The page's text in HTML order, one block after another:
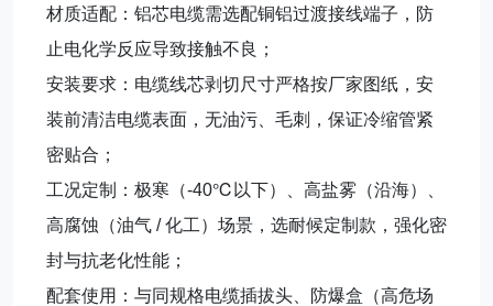
材质适配 ：铝芯电缆需选配铜铝过渡接线端子 ，防
止电化学反应导致接触不良；
安装要求 ：电缆线芯剥切尺寸严格按厂家图纸，安
装前清洁电缆表面，无油污、毛刺，保证冷缩管紧
密贴合；
工况定制
：极寒（-40℃以下）、高盐雾（沿海）、
高腐蚀（油气 / 化工）场景，选耐候定制款 ，强化密
封与抗老化性能；
配套使用 ：与同规格电缆插拔头、防爆盒（高危场